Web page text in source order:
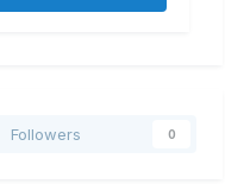
Followers 0